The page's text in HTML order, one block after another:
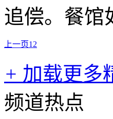
追偿。餐馆
上一页1 2
+ 加载更多
频道热点